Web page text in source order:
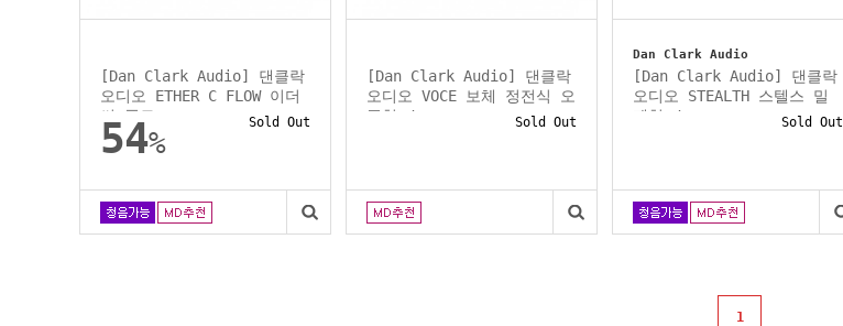
[Dan Clark Audio] 댄클락
오디오 ETHER C FLOW 이더
씨 플로...
54%
Sold Out
[Dan Clark Audio] 댄클락
오디오 VOCE 보체 정전식 오
픈형 /...
Sold Out
Dan Clark Audio
[Dan Clark Audio] 댄클락
오디오 STEALTH 스텔스 밀
폐형 /...
Sold Out
1